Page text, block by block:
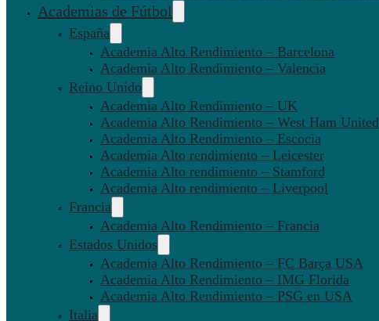
Academias de Fútbol
España
Academia Alto Rendimiento – Barcelona
Academia Alto Rendimiento – Valencia
Reino Unido
Academia Alto Rendimiento – UK
Academia Alto Rendimiento – West Ham United
Academia Alto Rendimiento – Escocia
Academia Alto rendimiento – Leicester
Academia Alto rendimiento – Stamford
Academia Alto rendimiento – Liverpool
Francia
Academia Alto Rendimiento – Francia
Estados Unidos
Academia Alto Rendimiento – FC Barça USA
Academia Alto Rendimiento – IMG Florida
Academia Alto Rendimiento – PSG en USA
Italia